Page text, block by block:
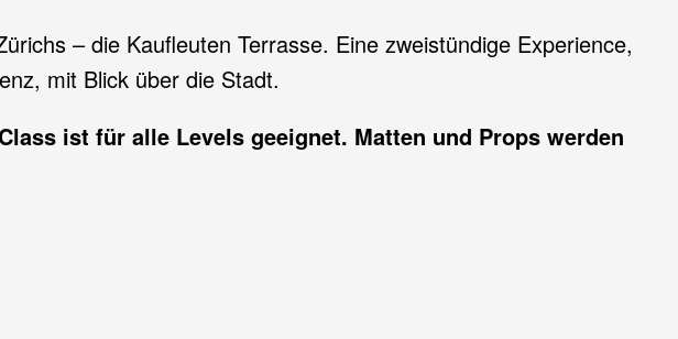
– die Kaufleuten Terrasse. Eine zweistündige Experience,
mit Blick über die Stadt.
ist für alle Levels geeignet. Matten und Props werden